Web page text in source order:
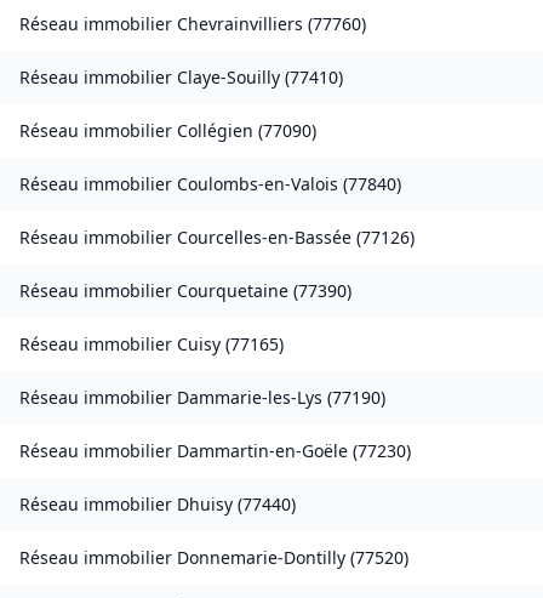
Réseau immobilier Chevrainvilliers (77760)
Réseau immobilier Claye-Souilly (77410)
Réseau immobilier Collégien (77090)
Réseau immobilier Coulombs-en-Valois (77840)
Réseau immobilier Courcelles-en-Bassée (77126)
Réseau immobilier Courquetaine (77390)
Réseau immobilier Cuisy (77165)
Réseau immobilier Dammarie-les-Lys (77190)
Réseau immobilier Dammartin-en-Goële (77230)
Réseau immobilier Dhuisy (77440)
Réseau immobilier Donnemarie-Dontilly (77520)